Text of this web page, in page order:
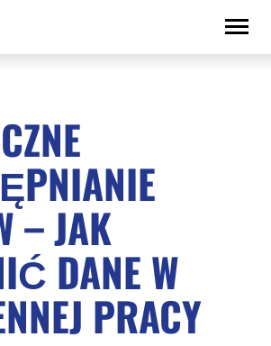
– JAK
DANE W
PRACY